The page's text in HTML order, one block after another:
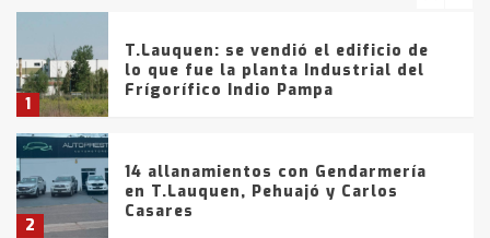
1
T.Lauquen: se vendió el edificio de
lo que fue la planta Industrial del
Frígorífico Indio Pampa
2
14 allanamientos con Gendarmería
en T.Lauquen, Pehuajó y Carlos
Casares